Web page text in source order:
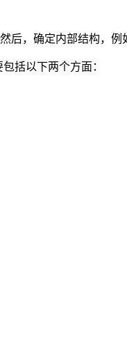
，确定内部结构，例
括以下两个方面：